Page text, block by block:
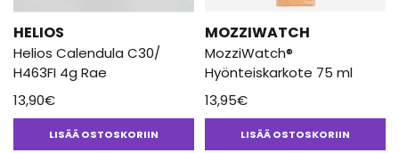
HELIOS
Helios Calendula C30/
H463FI 4g Rae
13,90€
LISÄÄ OSTOSKORIIN
MOZZIWATCH
MozziWatch®
Hyönteiskarkote 75 ml
13,95€
LISÄÄ OSTOSKORIIN